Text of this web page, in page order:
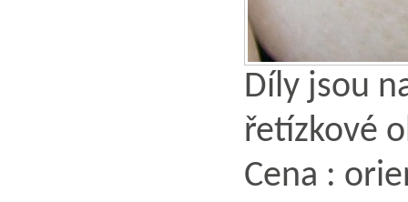
Díly jsou
řetízkové
Cena :